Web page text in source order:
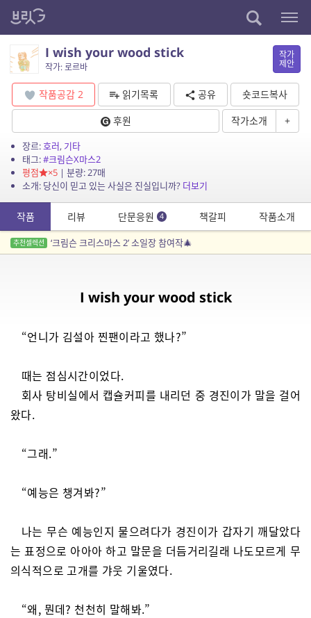
I wish your wood stick
작가: 로르바
작가
제안
작품공감 2 읽기목록 공유
숏코드복사
후원
작가소개 +
장르:호러, 기타
태그:#크림슨X마스2
평점
×5| 분량: 27매
소개: 당신이 믿고 있는 사실은 진실입니까? 더보기
작품 리뷰 단문응원 4 책갈피 작품소개
추천셀렉션 ‘크림슨 크리스마스 2’ 소일장 참여작🎄
I wish your wood stick
“언니가 김설아 찐팬이라고 했나?”
때는 점심시간이었다.
회사 탕비실에서 캡슐커피를 내리던 중 경진이가 말을 걸어
왔다.
“그래.”
“예능은 챙겨봐?”
나는 무슨 예능인지 물으려다가 경진이가 갑자기 깨달았다
는 표정으로 아아아 하고 말문을 더듬거리길래 나도모르게 무
의식적으로 고개를 갸웃 기울였다.
“왜, 뭔데? 천천히 말해봐.”